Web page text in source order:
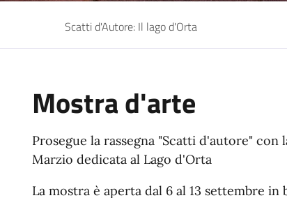
Scatti d'Autore: Il lago d'Orta
Mostra d'arte
Prosegue la rassegna "Scatti d'autore"
Marzio dedicata al Lago d'Orta
La mostra è aperta dal 6 al 13 settembre in